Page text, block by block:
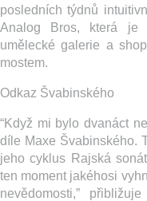
posledních týdnů
Analog Bros, která je
umělecké galerie a
mostem.
Odkaz Švabinského
“Když mi bylo dvanáct
díle Maxe Švabinského.
jeho cyklus Rajská
ten moment jakéhosi
nevědomosti,”